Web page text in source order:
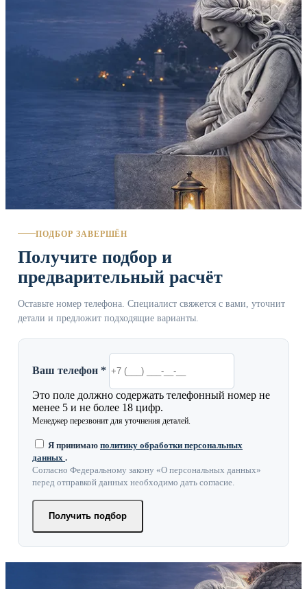
ПОДБОР ЗАВЕРШЁН
Получите подбор и
предварительный расчёт
Оставьте номер телефона. Специалист свяжется с вами, уточнит
детали и предложит подходящие варианты.
Ваш телефон *
Это поле должно содержать телефонный номер не
менее 5 и не более 18 цифр.
Менеджер перезвонит для уточнения деталей.
Я принимаю политику обработки персональных
данных .
Согласно Федеральному закону «О персональных данных»
перед отправкой данных необходимо дать согласие.
Получить подбор